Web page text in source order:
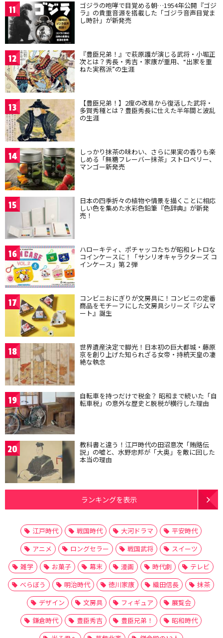
11 ゴジラの咆哮で目覚める朝…1954年公開『ゴジ
ラ』の貴重音源を搭載した「ゴジラ音声目覚ま
し時計」が新発売
12 『豊臣兄弟！』で萩原護が演じる武将・小堀正
次とは？秀長・秀吉・家康が重用、“出家を重
ねた実務派”の生涯
13 【豊臣兄弟！】2度の改易から復活した武将・
多賀秀種とは？豊臣秀長に仕えた半年間と波乱
の生涯
14 しっかり抹茶の味わい、さらに果実の香りも楽
しめる「無糖フレーバー抹茶」ストロベリー、
マンゴー新発売
15 日本の四季折々の植物や情景を描くことに相応
しい色を集めた水彩色鉛筆『色辞典』が新発
売！
16 ハローキティ、ポチャッコたちが昭和レトロな
コインケースに！「サンリオキャラクターズ コ
インケース」第２弾
17 コンビニおにぎりが文房具に！コンビニの定番
商品をモチーフにした文房具シリーズ『ジムマ
ート』誕生
18 世界遺産決定で脚光！日本初の巨大都城・藤原
京を創り上げた知られざる女帝・持統天皇の凄
絶な執念
19 自転車を持つだけで税金？ 昭和まで続いた「自
転車税」の意外な歴史と脱税が横行した理由
20 教科書と違う！江戸時代の田沼意次「賄賂伝
説」の嘘と、水野忠邦が「大奥」を敵に回した
本当の理由
ランキングを表示
江戸時代 戦国時代 大河ドラマ
平安時代
アニメ
ロングセラー 戦国武将
スイーツ
雑学
お菓子 幕末 漫画 時代劇
テレビ
べらぼう
明治時代 徳川家康 織田信長
抹茶
デザイン
文房具 フィギュア
展覧会
鎌倉時代
豊臣秀吉 豊臣兄弟！
昭和時代